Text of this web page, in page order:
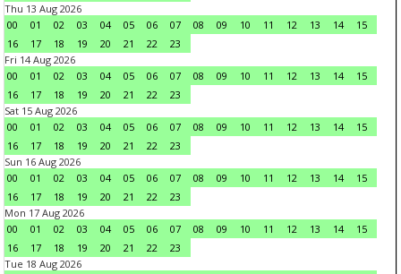
Thu 13 Aug 2026
00
01 02 03 04 05 06 07 08 09 10 11 12 13 14
15
16
17 18 19 20 21 22
23
Fri 14 Aug 2026
00
01 02 03 04 05 06 07 08 09 10 11 12 13 14
15
16
17 18 19 20 21 22
23
Sat 15 Aug 2026
00
01 02 03 04 05 06 07 08 09 10 11 12 13 14
15
16
17 18 19 20 21 22
23
Sun 16 Aug 2026
00
01 02 03 04 05 06 07 08 09 10 11 12 13 14
15
16
17 18 19 20 21 22
23
Mon 17 Aug 2026
00
01 02 03 04 05 06 07 08 09 10 11 12 13 14
15
16
17 18 19 20 21 22
23
Tue 18 Aug 2026